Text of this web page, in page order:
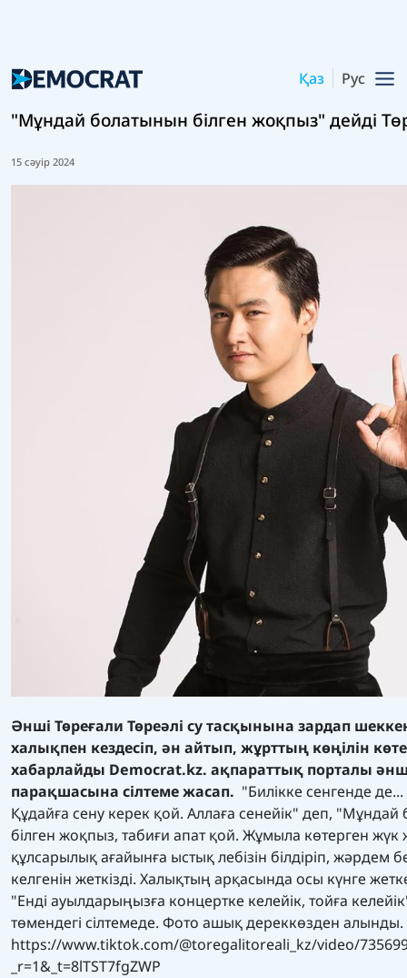
Қаз Рус
"Мұндай болатынын білген жоқпыз" дейді
15 сәуір 2024
Әнші Төреғали Төреәлі су тасқынына зардап
халықпен кездесіп, ән айтып, жұрттың көңілін
хабарлайды Democrat.kz. ақпараттық порталы
парақшасына сілтеме жасап. "Билікке сенгенде де...
Құдайға сену керек қой. Аллаға сенейік" деп,
білген жоқпыз, табиғи апат қой. Жұмыла көтерген жүк
құлсарылық ағайынға ыстық лебізін білдіріп, жәрдем
келгенін жеткізді. Халықтың арқасында осы күнге
"Енді ауылдарыңызға концертке келейік, тойға
төмендегі сілтемеде. Фото ашық дереккөзден алынды.
https://www.tiktok.com/@toregalitoreali_kz/video/
_r=1&_t=8lTST7fgZWP